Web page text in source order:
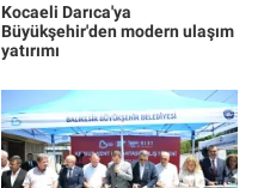
Kocaeli Darıca'ya
Büyükşehir'den modern ulaşım
yatırımı